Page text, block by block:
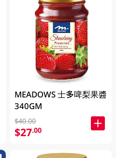
MEADOWS 士多啤梨果醬
340GM
$40.00
$27.00